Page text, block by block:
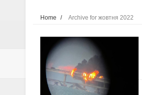
Реклама
Home / Archive for жовтня 2022